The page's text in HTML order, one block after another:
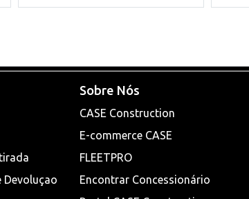
Devoluçao
Sobre Nós
CASE Construction
E-commerce CASE
FLEETPRO
Encontrar Concessionário